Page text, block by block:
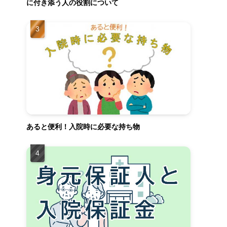
に付き添う人の役割について
あると便利！入院時に必要な持ち物